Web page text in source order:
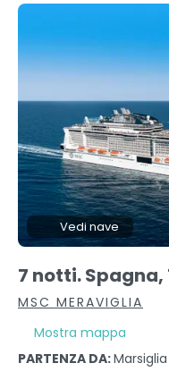
Vedi nave
7 notti.
MSC MERAVIGLIA
Mostra mappa
PARTENZA DA: